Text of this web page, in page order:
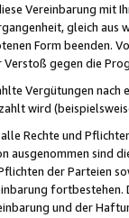
Vereinbarung mit
gleich
Form beenden.
gegen die
Vergütungen
wird
Rechte und
ausgenommen sind
der Parteien
und der